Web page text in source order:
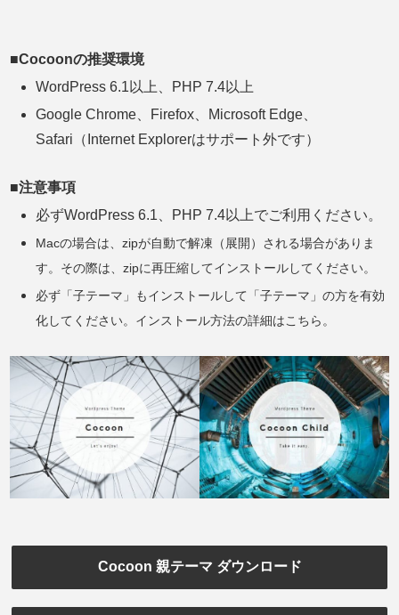
■Cocoonの推奨環境
WordPress 6.1以上、PHP 7.4以上
Google Chrome、Firefox、Microsoft Edge、
Safari（Internet Explorerはサポート外です）
■注意事項
必ずWordPress 6.1、
PHP 7.4以上でご利用ください。
Macの場合は、zipが自動で解凍（展開）される場合がありま
す。その際は、zipに再圧縮してインストールしてください。
必ず「子テーマ」もインストールして「子テーマ」の方を有効
化してください。インストール方法の詳細はこちら。
Cocoon 親テーマ ダウンロード